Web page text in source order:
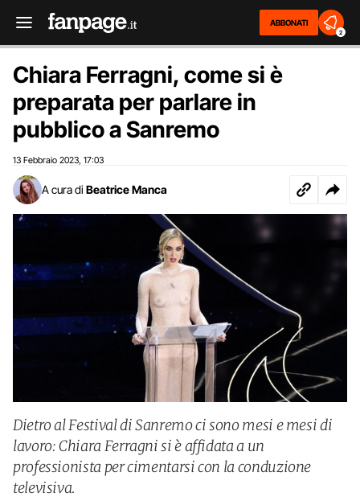
ABBONATI
2
Chiara Ferragni, come si è
preparata per parlare in
pubblico a Sanremo
13 Febbraio 2023 17:03
A cura di Beatrice Manca
Dietro al Festival di Sanremo ci sono mesi e mesi di
lavoro: Chiara Ferragni si è affidata a un
professionista per cimentarsi con la conduzione
televisiva.